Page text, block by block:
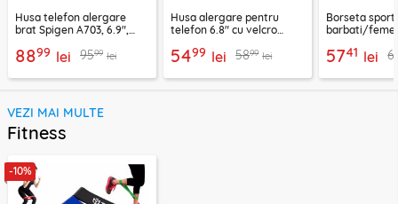
Husa telefon alergare
brat Spigen A703, 6.9",
8899 lei 9599 lei
Husa alergare pentru
telefon 6.8" cu velcro
5499 lei 5899 lei
Borseta
barbati/femei
5741 lei
VEZI MAI MULTE
Fitness
-10%